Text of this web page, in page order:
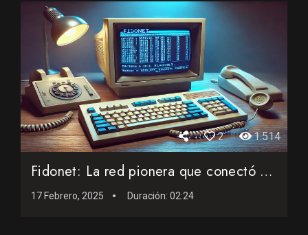
2 1.514
Fidonet: La red pionera que conectó al mundo
17 Febrero, 2025 Duración: 02:24